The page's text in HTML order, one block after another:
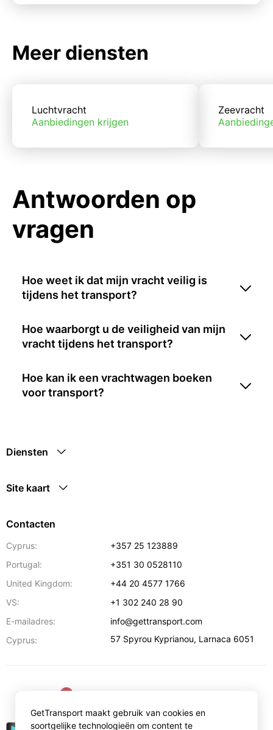
Meer diensten
Luchtvracht
Aanbiedingen krijgen
Zeevracht
Antwoorden op
vragen
Hoe weet ik dat mijn vracht veilig is
tijdens het transport?
Hoe waarborgt u de veiligheid van mijn
vracht tijdens het transport?
Hoe kan ik een vrachtwagen boeken
voor transport?
Diensten
Site kaart
Contacten
Cyprus:
+357 25 123889
Portugal:
+351 30 0528110
United Kingdom:
+44 20 4577 1766
VS:
+1 302 240 28 90
E-mailadres:
info@gettransport.com
Cyprus:
57 Spyrou Kyprianou, Larnaca 6051
€
GetTransport maakt gebruik van cookies en
soortgelijke technologieën om content te